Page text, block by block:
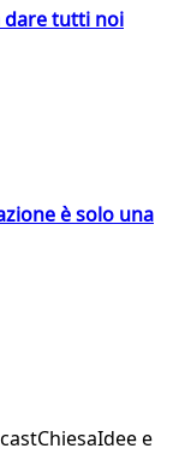
dare tutti noi
è solo una
ChiesaIdee e